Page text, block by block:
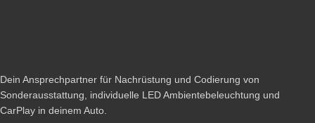
Dein Ansprechpartner für Nachrüstung und Codierung von
Sonderausstattung, individuelle LED Ambientebeleuchtung und
CarPlay in deinem Auto.